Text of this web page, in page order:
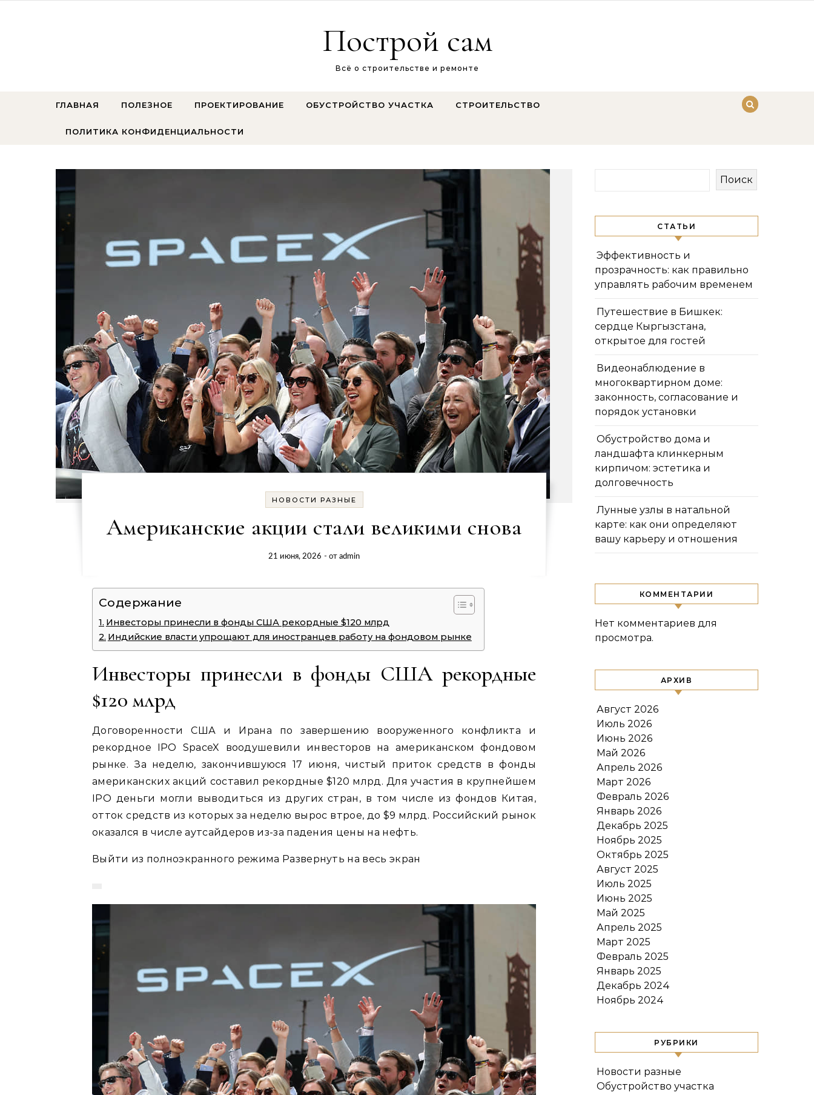
Построй сам
Всё о строительстве и ремонте
ГЛАВНАЯ ПОЛЕЗНОЕ ПРОЕКТИРОВАНИЕ ОБУСТРОЙСТВО УЧАСТКА СТРОИТЕЛЬСТВО
ПОЛИТИКА КОНФИДЕНЦИАЛЬНОСТИ
НОВОСТИ РАЗНЫЕ
Американские акции стали великими снова
21 июня, 2026 - от admin
Содержание
Инвесторы принесли в фонды США рекордные $120 млрд
Индийские власти упрощают для иностранцев работу на фондовом рынке
Инвесторы принесли в фонды США рекордные
$120 млрд
Договоренности США и Ирана по завершению вооруженного конфликта и
рекордное IPO SpaceX воодушевили инвесторов на американском фондовом
рынке. За неделю, закончившуюся 17 июня, чистый приток средств в фонды
американских акций составил рекордные $120 млрд. Для участия в крупнейшем
IPO деньги могли выводиться из других стран, в том числе из фондов Китая,
отток средств из которых за неделю вырос втрое, до $9 млрд. Российский рынок
оказался в числе аутсайдеров из-за падения цены на нефть.
Выйти из полноэкранного режима Развернуть на весь экран
Поиск
СТАТЬИ
Эффективность и
прозрачность: как правильно
управлять рабочим временем
Путешествие в Бишкек:
сердце Кыргызстана,
открытое для гостей
Видеонаблюдение в
многоквартирном доме:
законность, согласование и
порядок установки
Обустройство дома и
ландшафта клинкерным
кирпичом: эстетика и
долговечность
Лунные узлы в натальной
карте: как они определяют
вашу карьеру и отношения
КОММЕНТАРИИ
Нет комментариев для
просмотра.
АРХИВ
Август 2026
Июль 2026
Июнь 2026
Май 2026
Апрель 2026
Март 2026
Февраль 2026
Январь 2026
Декабрь 2025
Ноябрь 2025
Октябрь 2025
Август 2025
Июль 2025
Июнь 2025
Май 2025
Апрель 2025
Март 2025
Февраль 2025
Январь 2025
Декабрь 2024
Ноябрь 2024
РУБРИКИ
Новости разные
Обустройство участка